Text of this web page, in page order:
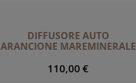
DIFFUSORE AUTO
ARANCIONE MAREMINERALE
110,00 €